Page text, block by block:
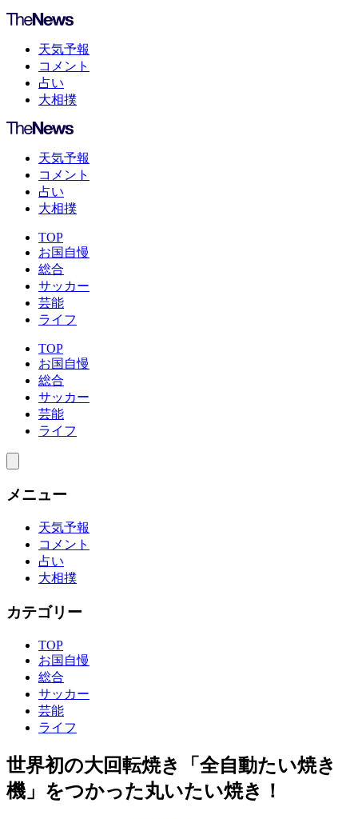
天気予報
コメント
占い
大相撲
天気予報
コメント
占い
大相撲
TOP
お国自慢
総合
サッカー
芸能
ライフ
TOP
お国自慢
総合
サッカー
芸能
ライフ
メニュー
天気予報
コメント
占い
大相撲
カテゴリー
TOP
お国自慢
総合
サッカー
芸能
ライフ
世界初の大回転焼き「全自動たい焼き
機」をつかった丸いたい焼き！